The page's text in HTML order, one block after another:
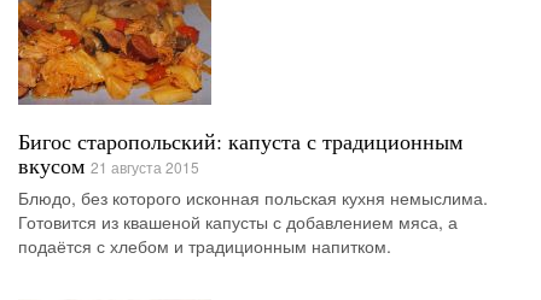
Бигос старопольский: капуста с традиционным
вкусом 21 августа 2015
Блюдо, без которого исконная польская кухня немыслима.
Готовится из квашеной капусты с добавлением мяса, а
подаётся с хлебом и традиционным напитком.